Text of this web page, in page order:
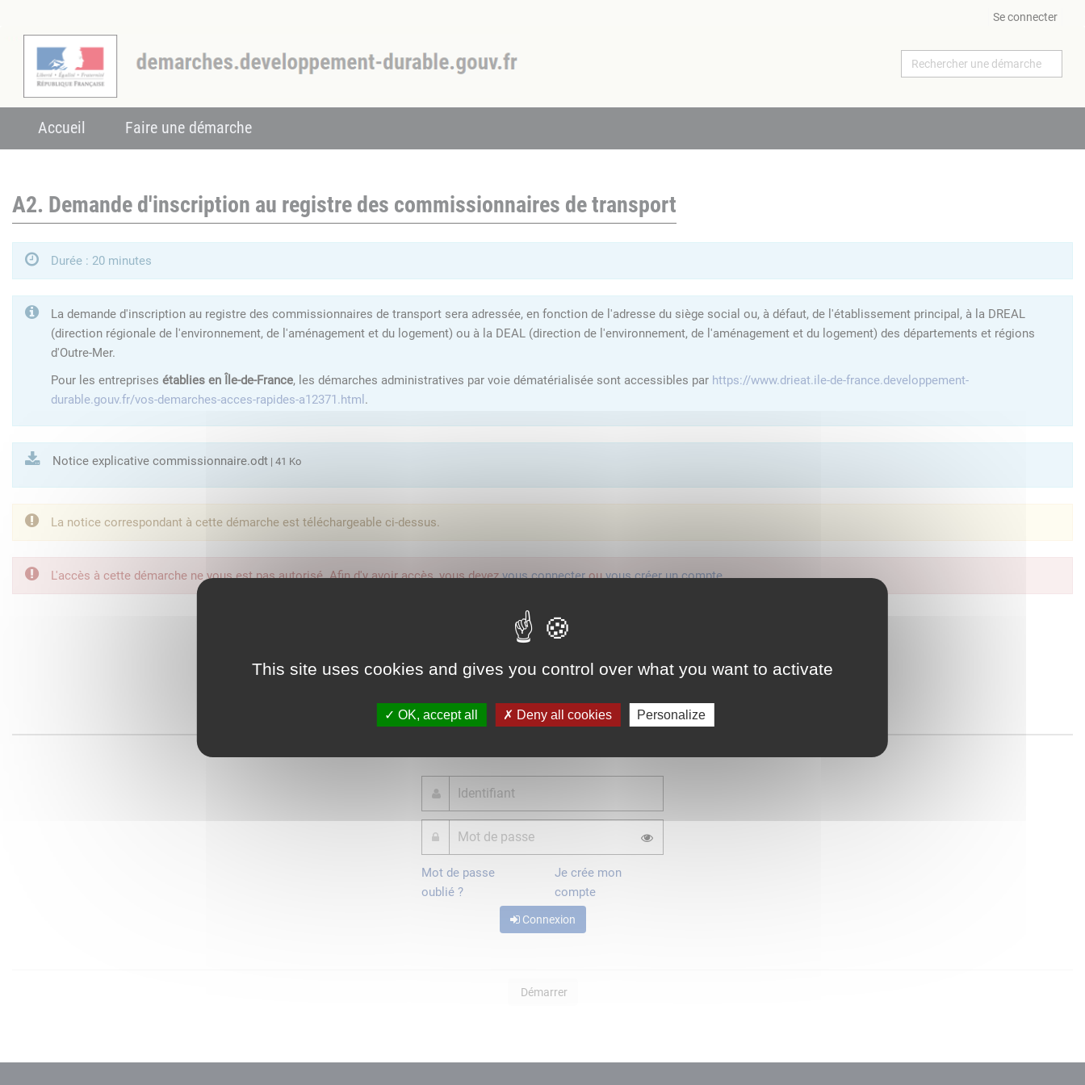
This site uses cookies and gives you control over what you want to activate
OK, accept all Deny all cookies Personalize
Se connecter
Accueil Faire une démarche
A2. Demande d'inscription au registre des commissionnaires de transport
Durée : 20 minutes
La demande d'inscription au registre des commissionnaires de transport sera adressée, en fonction de l'adresse du siège social ou, à défaut, de l'établissement principal, à la DREAL
(direction régionale de l'environnement, de l'aménagement et du logement) ou à la DEAL (direction de l'environnement, de l'aménagement et du logement) des départements et régions
d'Outre-Mer.
Pour les entreprises établies en Île-de-France, les démarches administratives par voie dématérialisée sont accessibles par https://www.drieat.ile-de-france.developpement-
durable.gouv.fr/vos-demarches-acces-rapides-a12371.html .
Notice explicative commissionnaire.odt | 41 Ko
La notice correspondant à cette démarche est téléchargeable ci-dessus.
L'accès à cette démarche ne vous est pas autorisé. Afin d'y avoir accès, vous devezvous connecterouvous créer un compte
FranceConnect est la solution proposée par l'Etat pour sécuriser et simplifier la connexion à vos services en ligne.
Qu'est-ce que FranceConnect ?
Mot de passe
oublié ?
Je crée mon
compte
Connexion
Démarrer